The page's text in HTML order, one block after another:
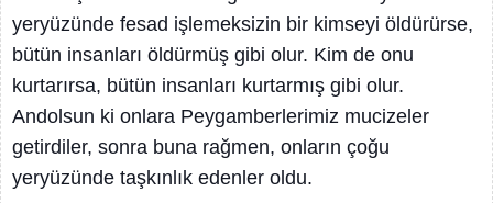
yeryüzünde fesad işlemeksizin bir kimseyi öldürürse,
bütün insanları öldürmüş gibi olur. Kim de onu
kurtarırsa, bütün insanları kurtarmış gibi olur.
Andolsun ki onlara Peygamberlerimiz mucizeler
getirdiler, sonra buna rağmen, onların çoğu
yeryüzünde taşkınlık edenler oldu.